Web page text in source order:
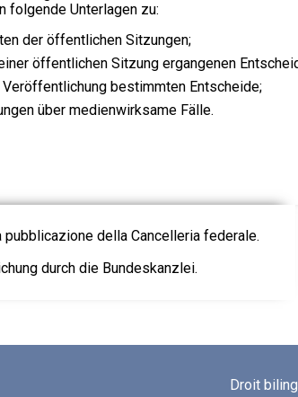
folgende Unterlagen zu:
der öffentlichen Sitzungen;
öffentlichen Sitzung ergangenen
bestimmten Entscheide;
über medienwirksame Fälle.
della Cancelleria federale.
durch die Bundeskanzlei.
Droit